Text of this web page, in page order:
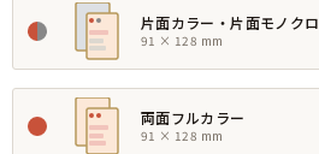
片面カラー・片面モノクロ
91 × 128 mm
両面フルカラー
91 × 128 mm